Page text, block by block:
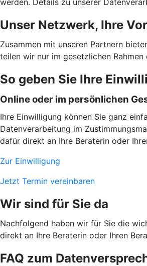
Unser Netzwerk, Ihre
Zusammen mit unseren Partnern
teilen wir nur im gesetzlichen
So geben Sie Ihre
Online oder im persönlichen
Ihre Einwilligung können Sie ganz
Datenverarbeitung im
dafür direkt an Ihre Beraterin oder
Zur Einwilligung
Jetzt Termin vereinbaren
Wir sind für Sie da
Nachfolgend haben wir für Sie die
direkt an Ihre Beraterin oder Ihren
FAQ zum